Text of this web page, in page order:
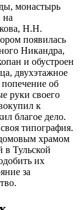
монастырь
на
Н.Н.
появилась
Никандра,
и обустроен
двухэтажное
об
руки своего
к
благое дело.
типография.
храмом
в Тульской
их
за